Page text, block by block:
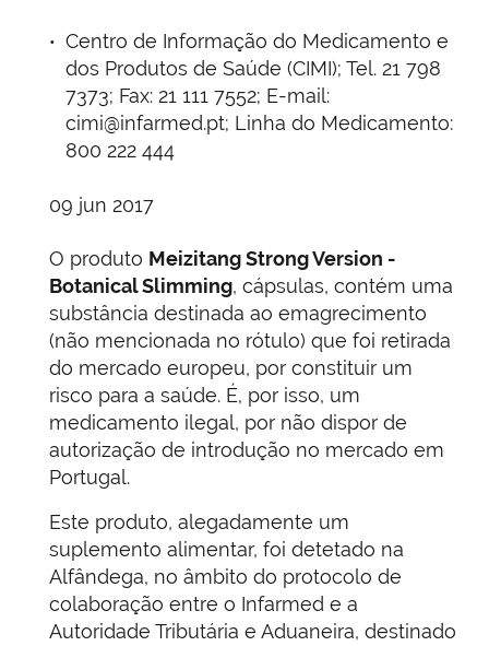
Centro de Informação do Medicamento e
dos Produtos de Saúde (CIMI); Tel. 21 798
7373; Fax: 21 111 7552; E-mail:
cimi@infarmed.pt; Linha do Medicamento:
800 222 444
09 jun 2017
O produto Meizitang Strong Version -
Botanical Slimming, cápsulas, contém uma
substância destinada ao emagrecimento
(não mencionada no rótulo) que foi retirada
do mercado europeu, por constituir um
risco para a saúde. É, por isso, um
medicamento ilegal, por não dispor de
autorização de introdução no mercado em
Portugal.
Este produto, alegadamente um
suplemento alimentar, foi detetado na
Alfândega, no âmbito do protocolo de
colaboração entre o Infarmed e a
Autoridade Tributária e Aduaneira, destinado